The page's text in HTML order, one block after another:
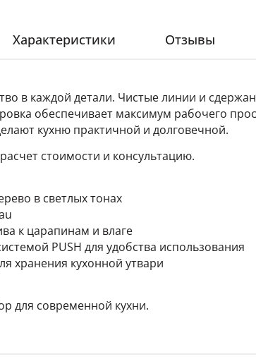
Характеристики Отзывы
в каждой детали. Чистые линии и
обеспечивает максимум рабочего
кухню практичной и долговечной.
стоимости и консультацию.
в светлых тонах
к царапинам и влаге
PUSH для удобства использования
хранения кухонной утвари
для современной кухни.